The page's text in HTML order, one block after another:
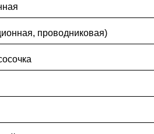
проводниковая)